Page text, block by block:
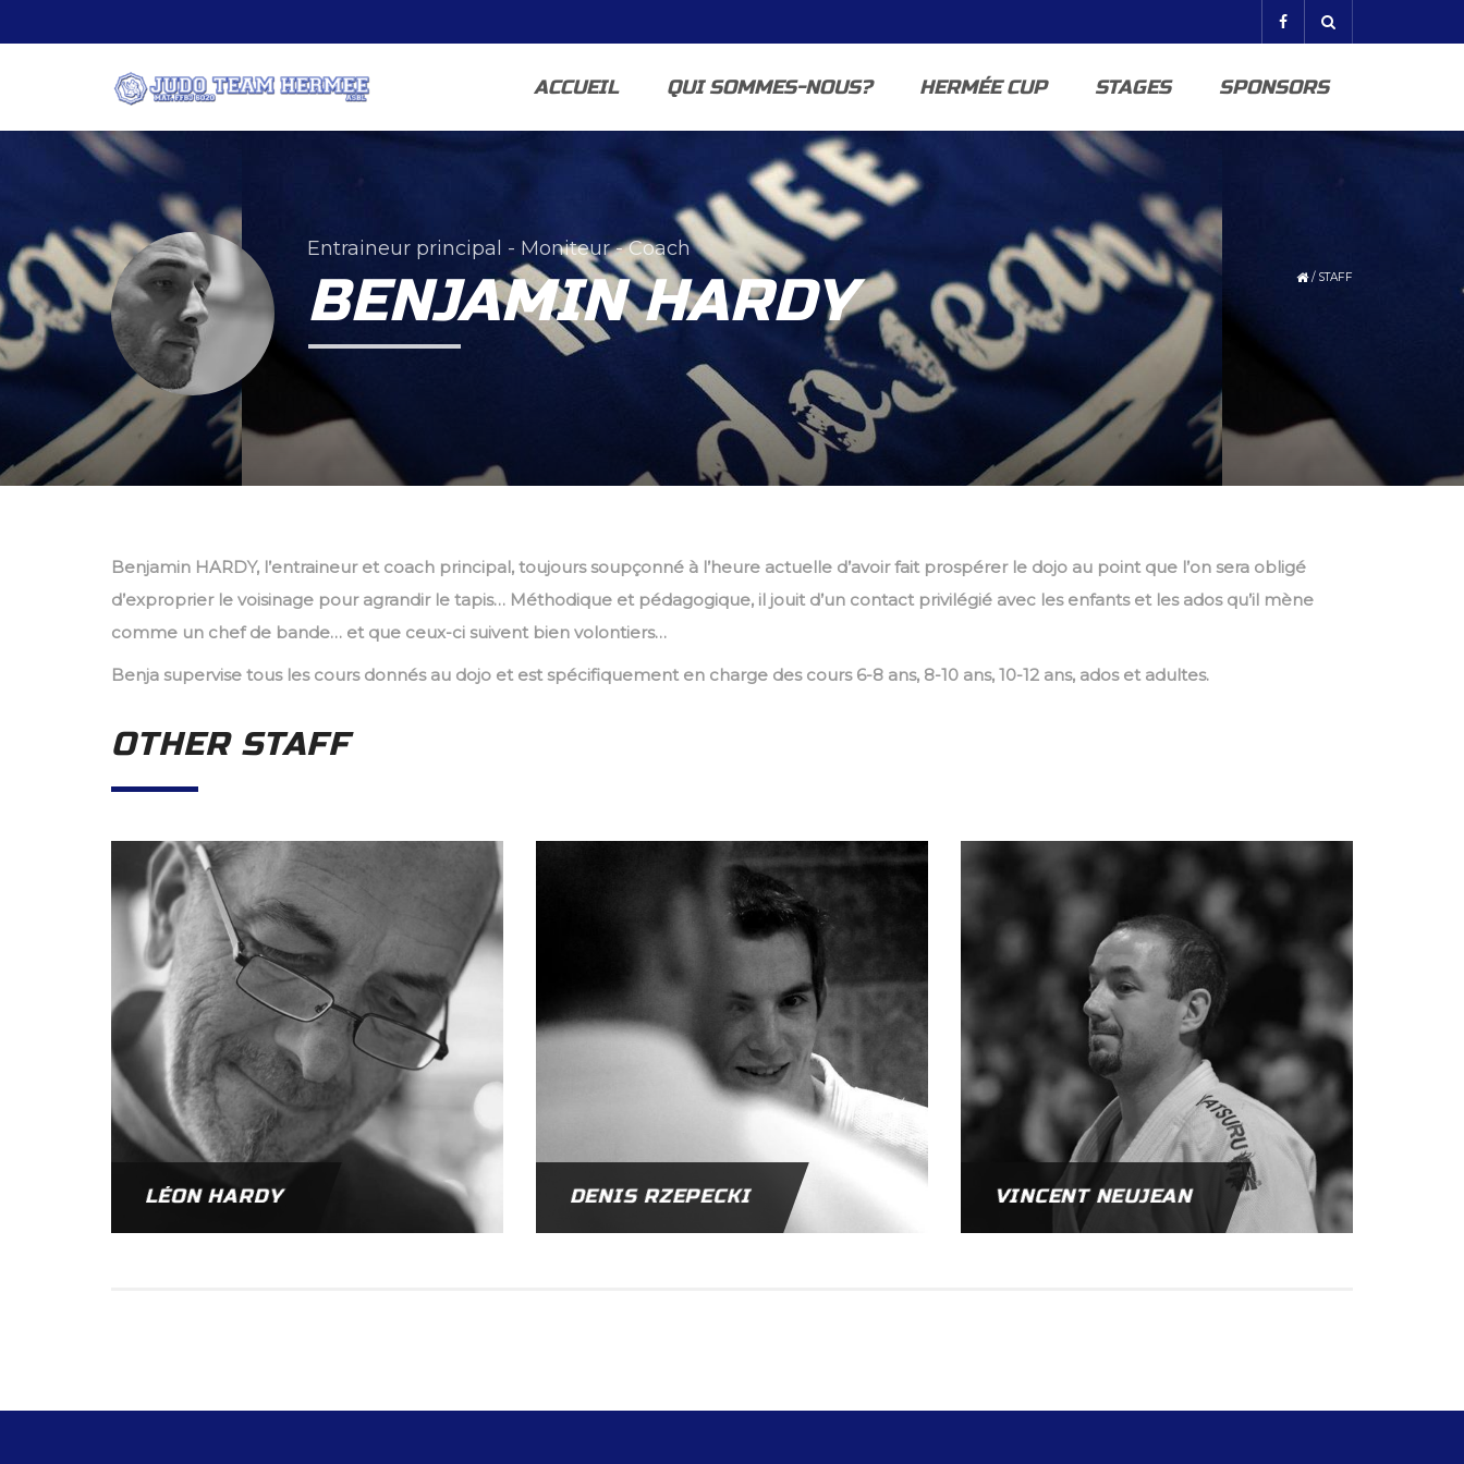
ACCUEIL QUI SOMMES-NOUS? HERMÉE CUP STAGES SPONSORS
Entraineur principal - Moniteur - Coach
BENJAMIN HARDY / STAFF
Benjamin HARDY, l’entraineur et coach principal, toujours soupçonné à l’heure actuelle d’avoir fait prospérer le dojo au point que l’on sera obligé
d’exproprier le voisinage pour agrandir le tapis… Méthodique et pédagogique, il jouit d’un contact privilégié avec les enfants et les ados qu’il mène
comme un chef de bande… et que ceux-ci suivent bien volontiers…
Benja supervise tous les cours donnés au dojo et est spécifiquement en charge des cours 6-8 ans, 8-10 ans, 10-12 ans, ados et adultes.
OTHER STAFF
LÉON HARDY DENIS RZEPECKI VINCENT NEUJEAN